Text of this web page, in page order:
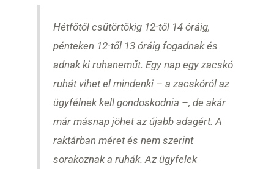
Hétfőtől csütörtökig 12-től 14 óráig,
pénteken 12-től 13 óráig fogadnak és
adnak ki ruhaneműt. Egy nap egy zacskó
ruhát vihet el mindenki – a zacskóról az
ügyfélnek kell gondoskodnia –, de akár
már másnap jöhet az újabb adagért. A
raktárban méret és nem szerint
sorakoznak a ruhák. Az ügyfelek